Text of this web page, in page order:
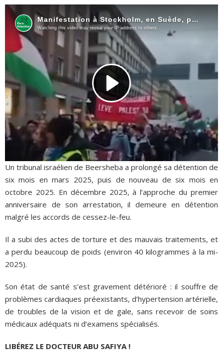
Un tribunal israélien de Beersheba a prolongé sa détention de
six mois en mars 2025, puis de nouveau de six mois en
octobre 2025. En décembre 2025, à l’approche du premier
anniversaire de son arrestation, il demeure en détention
malgré les accords de cessez-le-feu.
Il a subi des actes de torture et des mauvais traitements, et
a perdu beaucoup de poids (environ 40 kilogrammes à la mi-
2025).
Son état de santé s’est gravement détérioré : il souffre de
problèmes cardiaques préexistants, d’hypertension artérielle,
de troubles de la vision et de gale, sans recevoir de soins
médicaux adéquats ni d’examens spécialisés.
LIBÉREZ LE DOCTEUR ABU SAFIYA !